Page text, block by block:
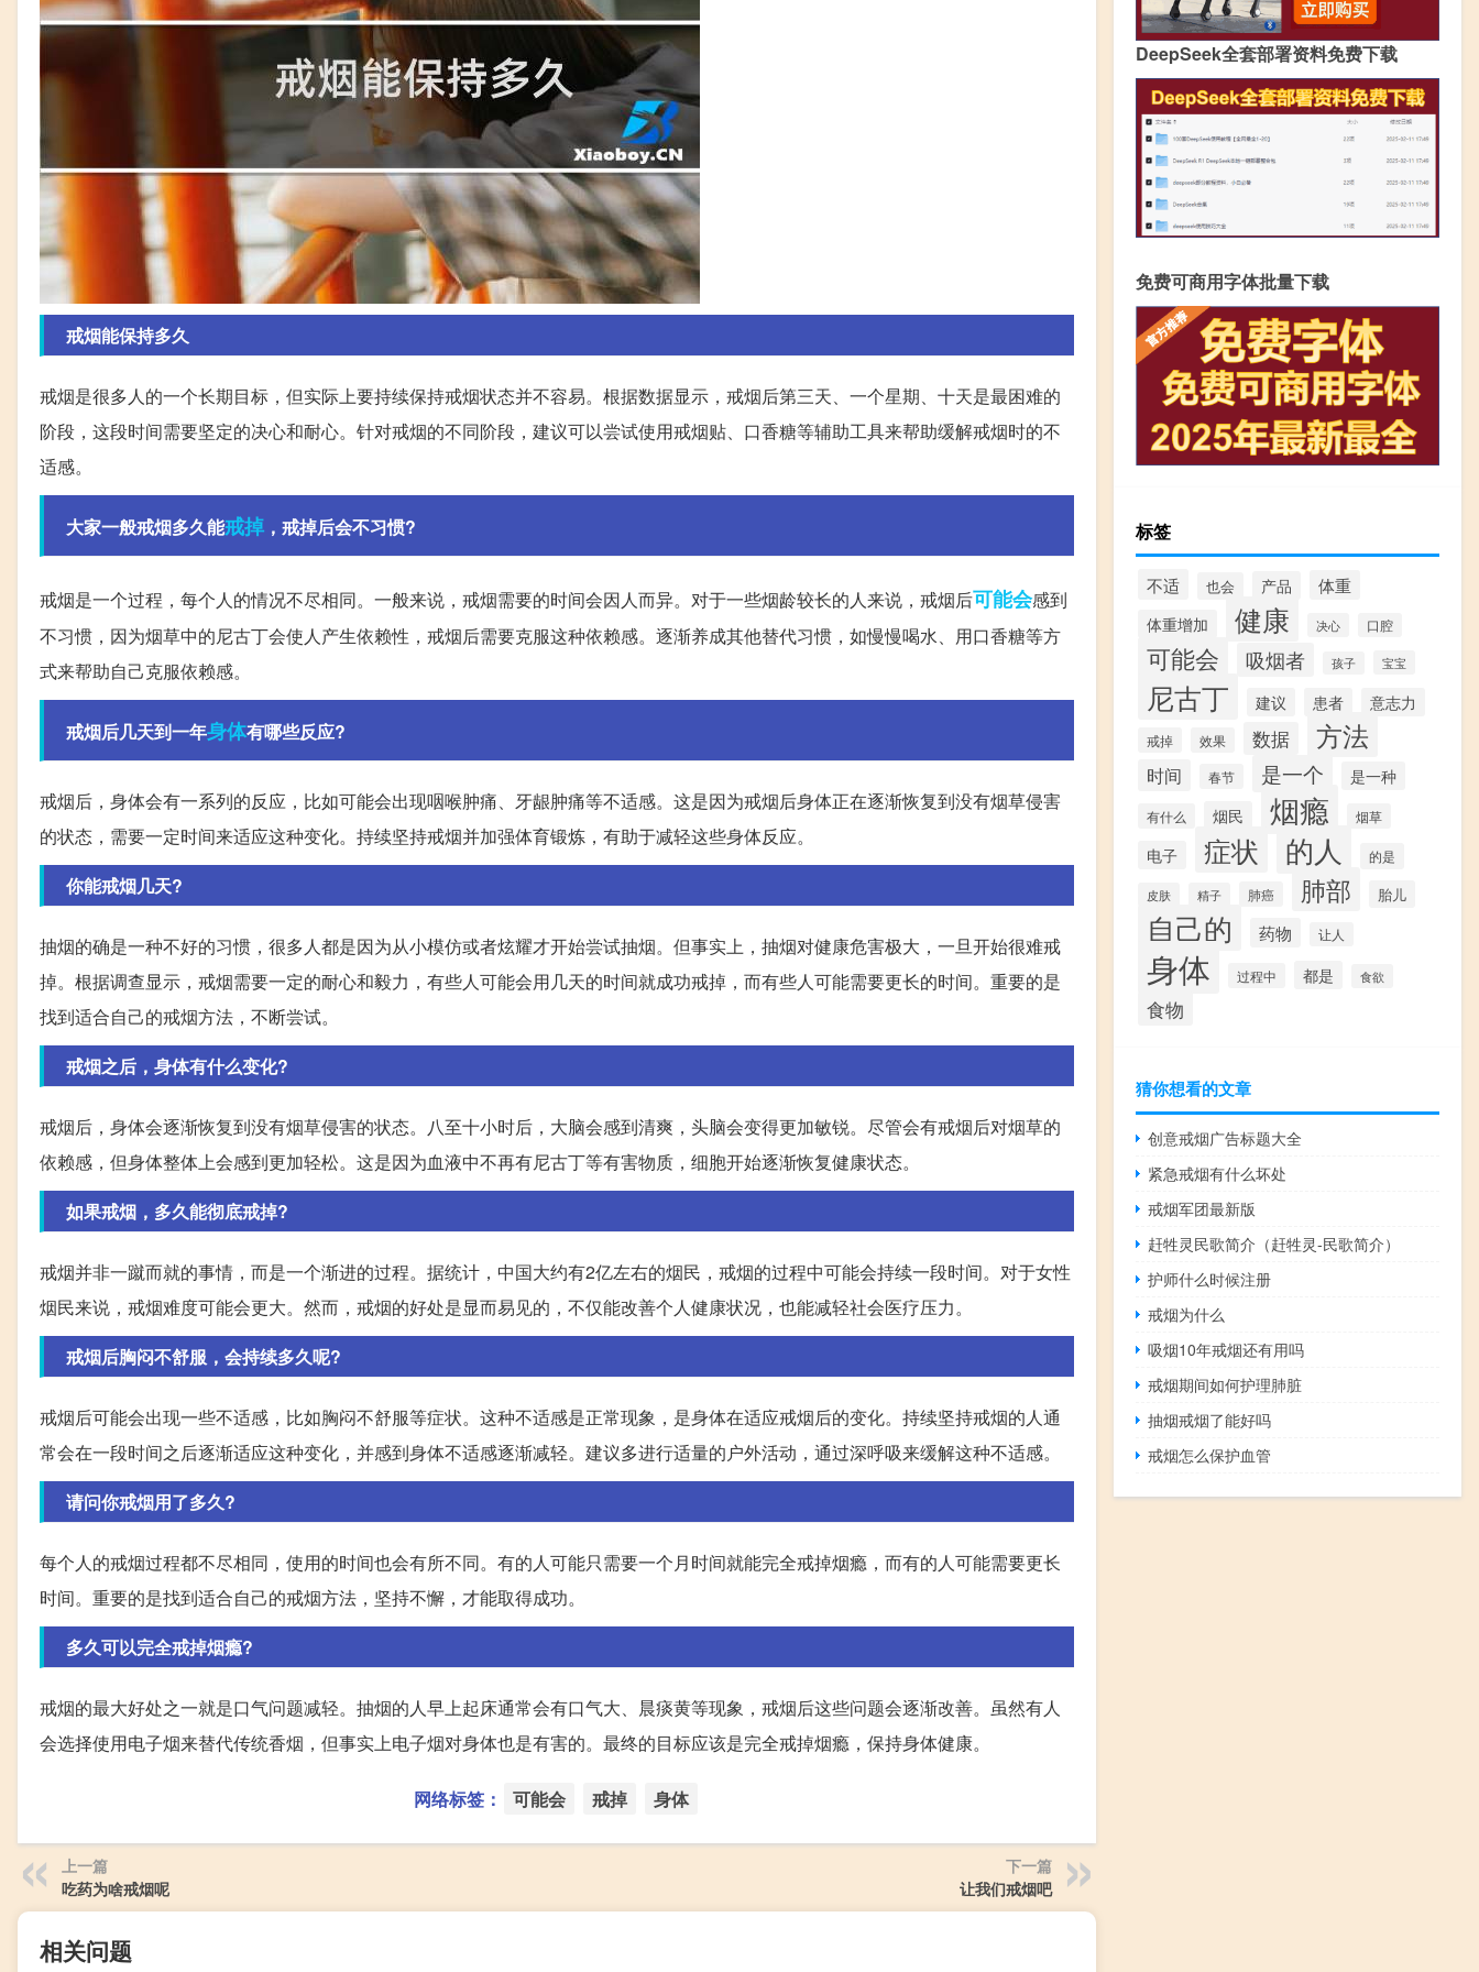
戒烟能保持多久
戒烟是很多人的一个长期目标，但实际上要持续保持戒烟状态并不容易。根据数据显示，戒烟后第三天、一个星期、十天是最困难的
阶段，这段时间需要坚定的决心和耐心。针对戒烟的不同阶段，建议可以尝试使用戒烟贴、口香糖等辅助工具来帮助缓解戒烟时的不
适感。
大家一般戒烟多久能戒掉 ，戒掉后会不习惯?
戒烟是一个过程，每个人的情况不尽相同。一般来说，戒烟需要的时间会因人而异。对于一些烟龄较长的人来说，戒烟后可能会感到
不习惯，因为烟草中的尼古丁会使人产生依赖性，戒烟后需要克服这种依赖感。逐渐养成其他替代习惯，如慢慢喝水、用口香糖等方
式来帮助自己克服依赖感。
戒烟后几天到一年身体有哪些反应?
戒烟后，身体会有一系列的反应，比如可能会出现咽喉肿痛、牙龈肿痛等不适感。这是因为戒烟后身体正在逐渐恢复到没有烟草侵害
的状态，需要一定时间来适应这种变化。持续坚持戒烟并加强体育锻炼，有助于减轻这些身体反应。
你能戒烟几天?
抽烟的确是一种不好的习惯，很多人都是因为从小模仿或者炫耀才开始尝试抽烟。但事实上，抽烟对健康危害极大，一旦开始很难戒
掉。根据调查显示，戒烟需要一定的耐心和毅力，有些人可能会用几天的时间就成功戒掉，而有些人可能需要更长的时间。重要的是
找到适合自己的戒烟方法，不断尝试。
戒烟之后，身体有什么变化?
戒烟后，身体会逐渐恢复到没有烟草侵害的状态。八至十小时后，大脑会感到清爽，头脑会变得更加敏锐。尽管会有戒烟后对烟草的
依赖感，但身体整体上会感到更加轻松。这是因为血液中不再有尼古丁等有害物质，细胞开始逐渐恢复健康状态。
如果戒烟，多久能彻底戒掉?
戒烟并非一蹴而就的事情，而是一个渐进的过程。据统计，中国大约有2亿左右的烟民，戒烟的过程中可能会持续一段时间。对于女性
烟民来说，戒烟难度可能会更大。然而，戒烟的好处是显而易见的，不仅能改善个人健康状况，也能减轻社会医疗压力。
戒烟后胸闷不舒服，会持续多久呢?
戒烟后可能会出现一些不适感，比如胸闷不舒服等症状。这种不适感是正常现象，是身体在适应戒烟后的变化。持续坚持戒烟的人通
常会在一段时间之后逐渐适应这种变化，并感到身体不适感逐渐减轻。建议多进行适量的户外活动，通过深呼吸来缓解这种不适感。
请问你戒烟用了多久?
每个人的戒烟过程都不尽相同，使用的时间也会有所不同。有的人可能只需要一个月时间就能完全戒掉烟瘾，而有的人可能需要更长
时间。重要的是找到适合自己的戒烟方法，坚持不懈，才能取得成功。
多久可以完全戒掉烟瘾?
戒烟的最大好处之一就是口气问题减轻。抽烟的人早上起床通常会有口气大、晨痰黄等现象，戒烟后这些问题会逐渐改善。虽然有人
会选择使用电子烟来替代传统香烟，但事实上电子烟对身体也是有害的。最终的目标应该是完全戒掉烟瘾，保持身体健康。
网络标签： 可能会 戒掉 身体
上一篇
吃药为啥戒烟呢
下一篇
让我们戒烟吧
相关问题
DeepSeek全套部署资料免费下载
免费可商用字体批量下载
标签
不适 也会 产品 体重
体重增加 健康 决心 口腔
可能会 吸烟者 孩子 宝宝
尼古丁 建议 患者 意志力
戒掉 效果 数据 方法
时间 春节 是一个 是一种
有什么 烟民 烟瘾 烟草
电子 症状 的人 的是
皮肤 精子 肺癌 肺部 胎儿
自己的 药物 让人
身体 过程中 都是 食欲
食物
猜你想看的文章
创意戒烟广告标题大全
紧急戒烟有什么坏处
戒烟军团最新版
赶牲灵民歌简介（赶牲灵-民歌简介）
护师什么时候注册
戒烟为什么
吸烟10年戒烟还有用吗
戒烟期间如何护理肺脏
抽烟戒烟了能好吗
戒烟怎么保护血管